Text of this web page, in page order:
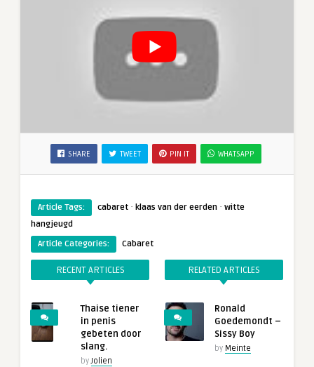
SHARE TWEET PIN IT WHATSAPP
Article Tags: cabaret · klaas van der eerden · witte
hangjeugd
Article Categories:
Cabaret
RECENT ARTICLES
Thaise tiener
in penis
gebeten door
slang.
byJolien
RELATED ARTICLES
Ronald
Goedemondt –
Sissy Boy
by Meinte